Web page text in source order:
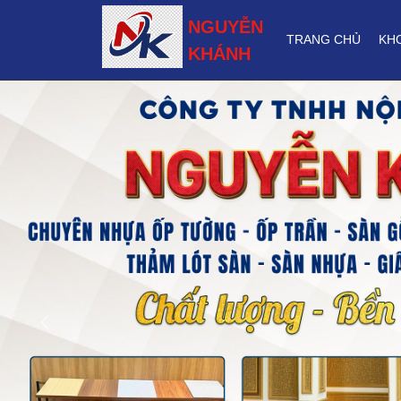
NGUYỄN
KHÁNH
TRANG CHỦ